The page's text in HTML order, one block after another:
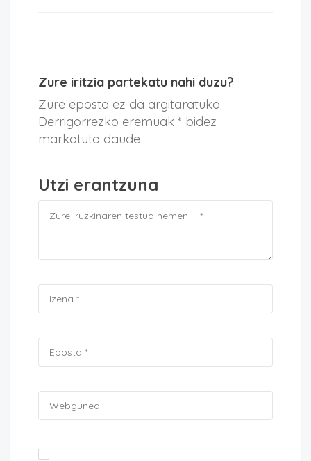
Zure iritzia partekatu nahi duzu?
Zure eposta ez da argitaratuko.
Derrigorrezko eremuak * bidez
markatuta daude
Utzi erantzuna